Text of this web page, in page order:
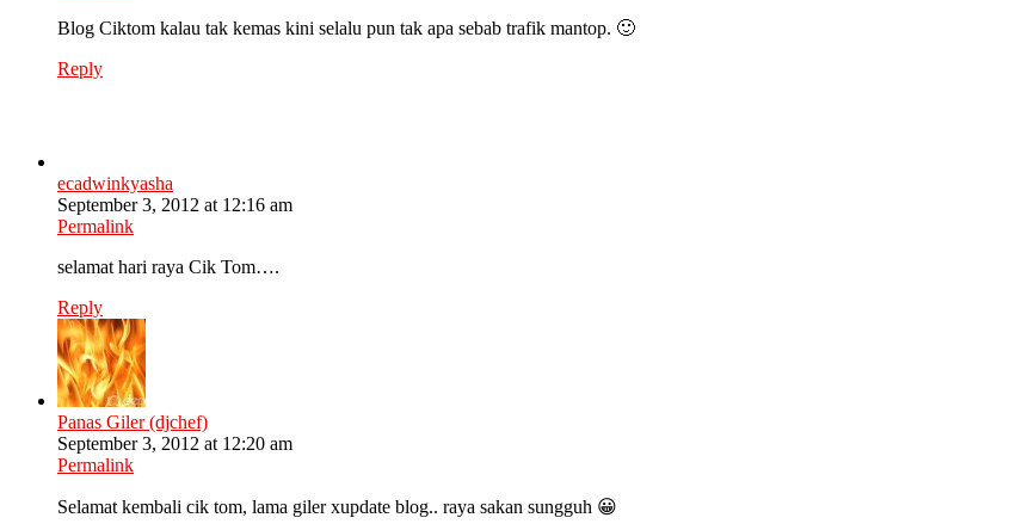
Blog Ciktom kalau tak kemas kini selalu pun tak apa sebab trafik mantop. 🙂
Reply
ecadwinkyasha
September 3, 2012 at 12:16 am
Permalink
selamat hari raya Cik Tom….
Reply
Panas Giler (djchef)
September 3, 2012 at 12:20 am
Permalink
Selamat kembali cik tom, lama giler xupdate blog.. raya sakan sungguh 😀